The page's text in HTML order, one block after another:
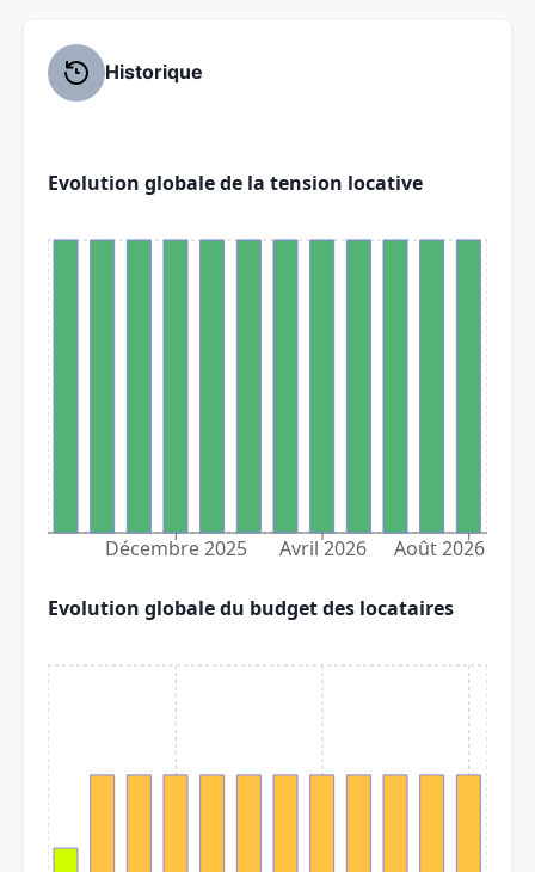
Historique
Evolution globale de la tension locative
Décembre 2025 Avril 2026 Août 2026
Evolution globale du budget des locataires